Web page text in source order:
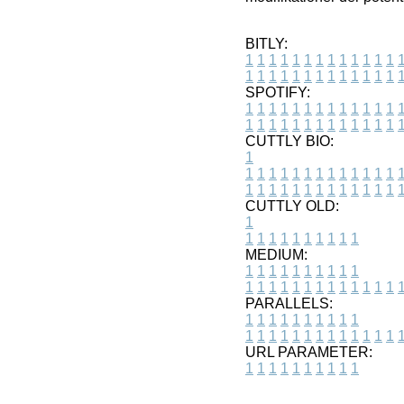
BITLY:
1 1 1 1 1 1 1 1 1 1 1 1 1 1
1 1 1 1 1 1 1 1 1 1 1 1 1 1
SPOTIFY:
1 1 1 1 1 1 1 1 1 1 1 1 1 1
1 1 1 1 1 1 1 1 1 1 1 1 1 1
CUTTLY BIO:
1
1 1 1 1 1 1 1 1 1 1 1 1 1 1
1 1 1 1 1 1 1 1 1 1 1 1 1 1
CUTTLY OLD:
1
1 1 1 1 1 1 1 1 1 1
MEDIUM:
1 1 1 1 1 1 1 1 1 1
1 1 1 1 1 1 1 1 1 1 1 1 1 1
PARALLELS:
1 1 1 1 1 1 1 1 1 1
1 1 1 1 1 1 1 1 1 1 1 1 1 1
URL PARAMETER:
1 1 1 1 1 1 1 1 1 1